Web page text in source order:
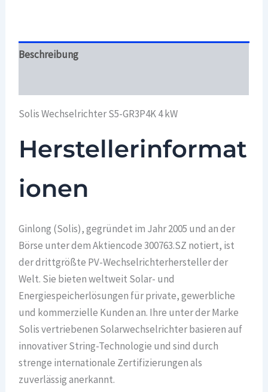
Beschreibung
Solis Wechselrichter S5-GR3P4K 4 kW
Herstellerinformat
ionen
Ginlong (Solis), gegründet im Jahr 2005 und an der
Börse unter dem Aktiencode 300763.SZ notiert, ist
der drittgrößte PV-Wechselrichterhersteller der
Welt. Sie bieten weltweit Solar- und
Energiespeicherlösungen für private, gewerbliche
und kommerzielle Kunden an. Ihre unter der Marke
Solis vertriebenen Solarwechselrichter basieren auf
innovativer String-Technologie und sind durch
strenge internationale Zertifizierungen als
zuverlässig anerkannt.